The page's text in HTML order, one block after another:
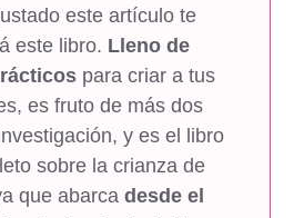
este artículo te
este libro. Lleno de
para criar a tus
es fruto de más dos
y es el libro
sobre la crianza de
que abarca desde el